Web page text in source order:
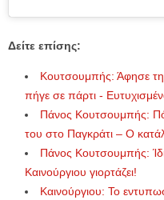
Δείτε επίσης:
Κουτσουμπής: Άφησε
πήγε σε πάρτι -
Πάνος Κουτσουμπής:
του στο Παγκράτι – Ο
Πάνος Κουτσουμπής:
Καινούργιου γιορτάζει!
Καινούργιου: Το